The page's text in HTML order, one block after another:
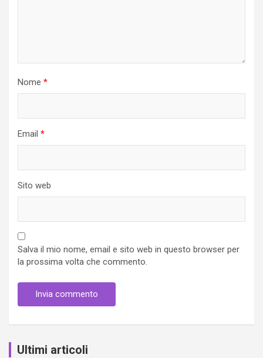
Nome *
Email *
Sito web
Salva il mio nome, email e sito web in questo browser per
la prossima volta che commento.
Ultimi articoli